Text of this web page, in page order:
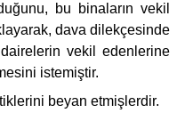
bu binaların vekil
dava dilekçesinde
dairelerin vekil edenlerine
istemiştir.
beyan etmişlerdir.